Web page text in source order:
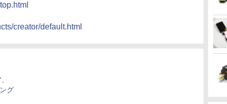
creator/default.html
グ